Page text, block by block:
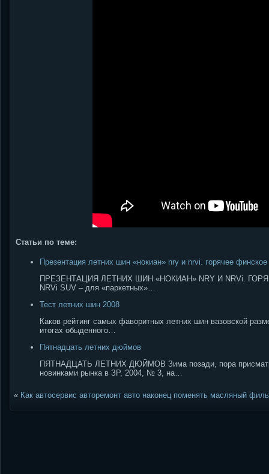
Статьи по теме:
Презентация летних шин «нокиан» nry и nrvi. горячее финское
ПРЕЗЕНТАЦИЯ ЛЕТНИХ ШИН «НОКИАН» NRY И NRVi.
NRVi SUV – для «паркетных»…
Тест летних шин 2008
Каков рейтинг самых фаворитных летних шин вазовской
итогах обыденного…
Пятнадцать летних дюймов
ПЯТНАДЦАТЬ ЛЕТНИХ ДЮЙМОВ Зима позади, пора
новинками рынка в ЗР, 2004, № 3, на…
« Как автосервис авторемонт авто наконец поменять масляный